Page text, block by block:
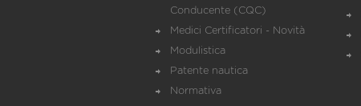
Conducente (CQC)
Medici Certificatori - Novità
Modulistica
Patente nautica
Normativa